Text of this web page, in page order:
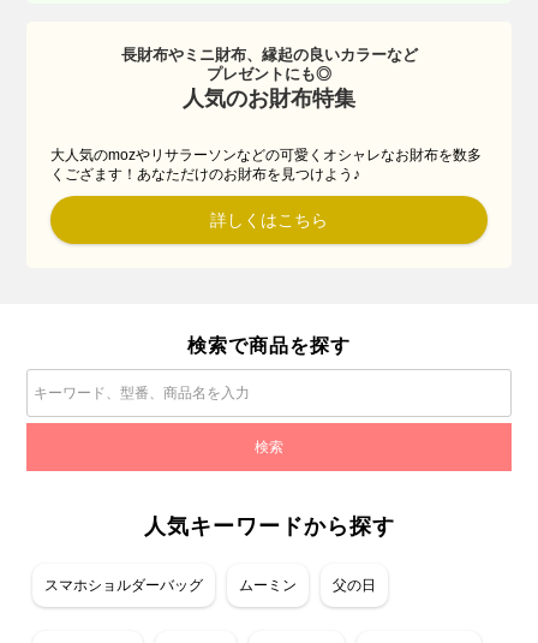
長財布やミニ財布、縁起の良いカラーなど
プレゼントにも◎
人気のお財布特集
大人気のmozやリサラーソンなどの可愛くオシャレなお財布を数多
くござます！あなただけのお財布を見つけよう♪
詳しくはこちら
検索で商品を探す
人気キーワードから探す
スマホショルダーバッグ ムーミン 父の日